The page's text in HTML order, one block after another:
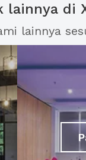
di
lainnya